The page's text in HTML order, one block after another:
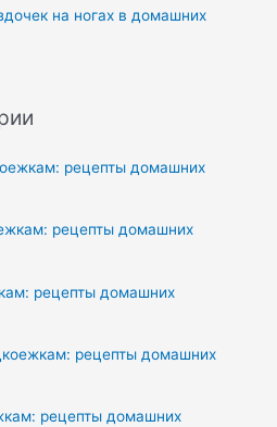
на ногах в домашних
рецепты домашних
рецепты домашних
рецепты домашних
рецепты домашних
рецепты домашних